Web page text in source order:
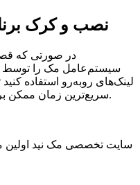
نصب و کرک
در صورتی که
سیستم‌عامل مک را توسط
لینک‌های رو‌به‌رو استفاده
سریع‌ترین زمان ممکن بر روی سیستم شما نصب و کرک شود.
سایت تخصصی مک نید اولین